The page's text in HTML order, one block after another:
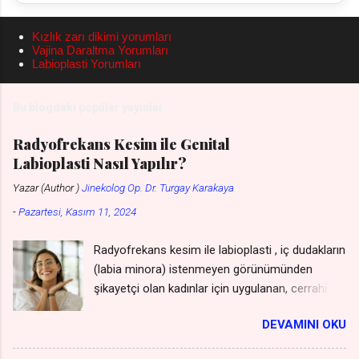
Kızlık zarı dikimi yorumları
Vajina Daraltma Yorumları
Labioplasti Yorumları
Radyofrekans Kesim ile Genital
Labioplasti Nasıl Yapılır?
Yazar (Author )Jinekolog Op. Dr. Turgay Karakaya
-Pazartesi, Kasım 11, 2024
Radyofrekans kesim ile labioplasti , iç dudakların
(labia minora) istenmeyen görünümünden
şikayetçi olan kadınlar için uygulanan, cerrahi bir
yöntemdir. Bu yöntem, geleneksel cerrahi
yöntemlere göre daha az invaziv olması,
DEVAMINI OKU